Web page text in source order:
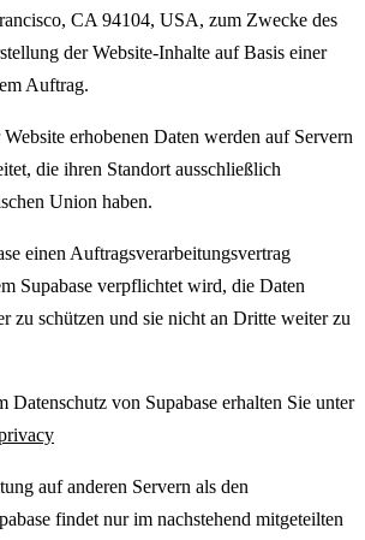
CA 94104, USA, zum Zwecke des
der Website-Inhalte auf Basis einer
Auftrag.
erhobenen Daten werden auf Servern
die ihren Standort ausschließlich
Union haben.
einen Auftragsverarbeitungsvertrag
Supabase verpflichtet wird, die Daten
zu schützen und sie nicht an Dritte weiter zu
Datenschutz von Supabase erhalten Sie unter
auf anderen Servern als den
findet nur im nachstehend mitgeteilten